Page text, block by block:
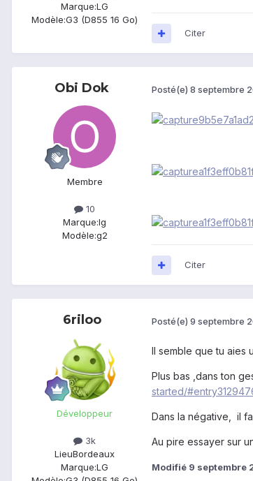
Marque:LG
Modèle:G3 (D855 16 Go)
Citer
Obi Dok
Membre
10
Marque:lg
Modèle:g2
Posté(e) 8 septembre
Citer
6riloo
Développeur
3k
LieuBordeaux
Marque:LG
Posté(e) 9 septembre
Il semble que tu aies
Plus bas ,dans ton
started/
Dans la négative, il
Au pire essayer sur
Modifié 9 septembre